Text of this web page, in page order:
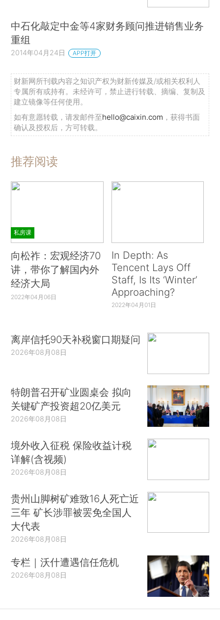
中石化敲定中金等4家财务顾问推进销售业务
重组
2014年04月24日 APP打开
财新网所刊载内容之知识产权为财新传媒及/或相关权利人
专属所有或持有。未经许可，禁止进行转载、摘编、复制及
建立镜像等任何使用。
如有意愿转载，请发邮件至hello@caixin.com ，获得书面
确认及授权后，方可转载。
推荐阅读
私房课
向松祚：宏观经济70
讲，带你了解国内外
经济大局
2022年04月06日
In Depth: As
Tencent Lays Off
Staff, Is Its ‘Winter’
Approaching?
2022年04月01日
离岸信托90天补税窗口期疑问
2026年08月08日
特朗普召开矿业圆桌会 拟向
关键矿产投资超20亿美元
2026年08月08日
境外收入征税 保险收益计税
详解(含视频)
2026年08月08日
贵州山脚树矿难致16人死亡近
三年 矿长涉罪被罢免全国人
大代表
2026年08月08日
专栏｜沃什遭遇信任危机
2026年08月08日